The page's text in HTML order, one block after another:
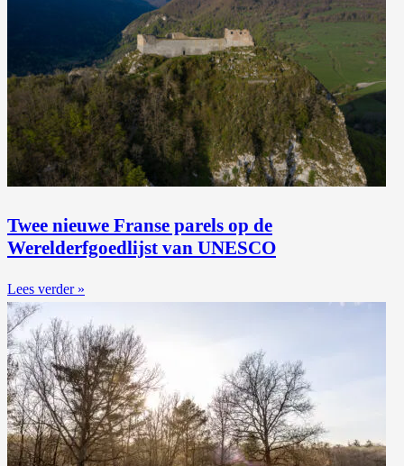
Twee nieuwe Franse parels op de
Werelderfgoedlijst van UNESCO
Lees verder »